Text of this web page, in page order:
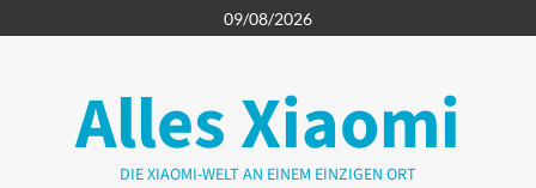
Inhalt
09/08/2026
Alles Xiaomi
DIE XIAOMI-WELT AN EINEM EINZIGEN ORT